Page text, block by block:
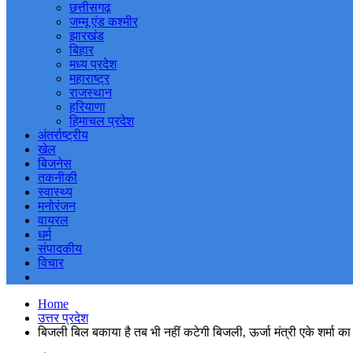
छत्तीसगढ़
जम्मू एंड कश्मीर
झारखंड
बिहार
मध्य प्रदेश
महाराष्ट्र
राजस्थान
हरियाणा
हिमाचल प्रदेश
अंतर्राष्ट्रीय
खेल
बिजनेस
तकनीकी
स्वास्थ्य
मनोरंजन
वायरल
धर्म
संपादकीय
विचार
Home
उत्तर प्रदेश
बिजली बिल बकाया है तब भी नहीं कटेगी बिजली, ऊर्जा मंत्री एके शर्मा